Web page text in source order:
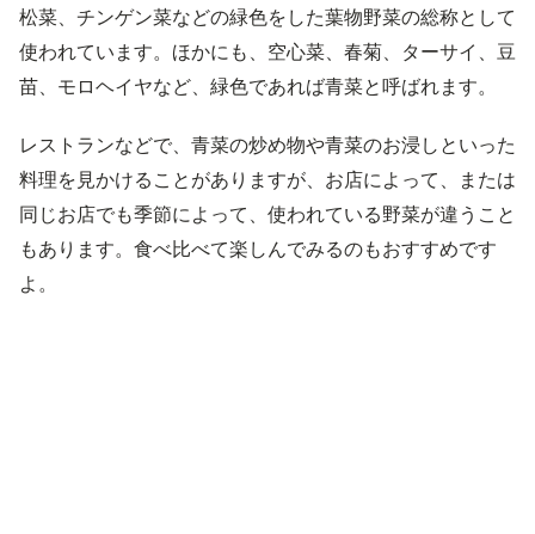
松菜、チンゲン菜などの緑色をした葉物野菜の総称として
使われています。ほかにも、空心菜、春菊、ターサイ、豆
苗、モロヘイヤなど、緑色であれば青菜と呼ばれます。
レストランなどで、青菜の炒め物や青菜のお浸しといった
料理を見かけることがありますが、お店によって、または
同じお店でも季節によって、使われている野菜が違うこと
もあります。食べ比べて楽しんでみるのもおすすめです
よ。